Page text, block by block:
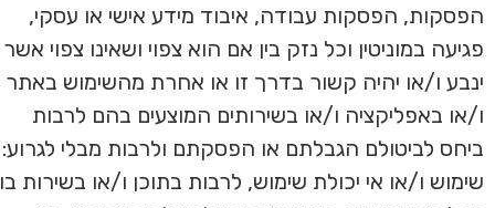
הפסקות, הפסקות עבודה, איבוד מידע אישי או עסקי,
פגיעה במוניטין וכל נזק בין אם הוא צפוי ושאינו צפוי אשר
ינבע ו/או יהיה קשור בדרך זו או אחרת מהשימוש באתר
ו/או באפליקציה ו/או בשירותים המוצעים בהם לרבות
ביחס לביטולם הגבלתם או הפסקתם ולרבות מבלי לגרוע:
שימוש ו/או אי יכולת שימוש, לרבות בתוכן ו/או בשירות בו